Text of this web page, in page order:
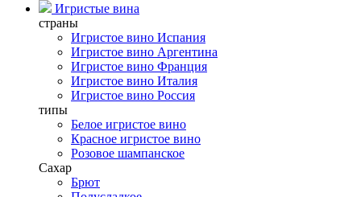
Игристые вина
страны
Игристое вино Испания
Игристое вино Аргентина
Игристое вино Франция
Игристое вино Италия
Игристое вино Россия
типы
Белое игристое вино
Красное игристое вино
Розовое шампанское
Сахар
Брют